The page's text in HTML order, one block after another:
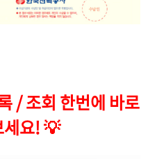
/ 조회 한번에 바로
요!💡